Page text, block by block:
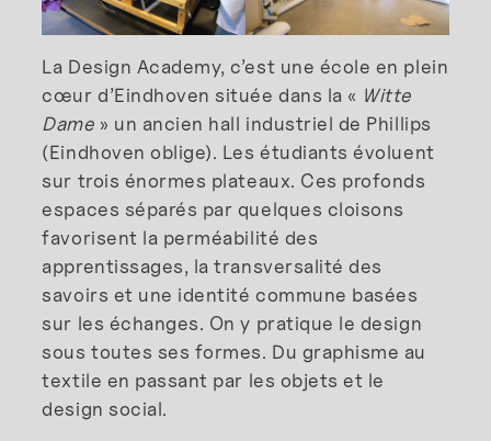
La Design Academy, c’est une école en plein
cœur d’Eindhoven située dans la « Witte
Dame » un ancien hall industriel de Phillips
(Eindhoven oblige). Les étudiants évoluent
sur trois énormes plateaux. Ces profonds
espaces séparés par quelques cloisons
favorisent la perméabilité des
apprentissages, la transversalité des
savoirs et une identité commune basées
sur les échanges. On y pratique le design
sous toutes ses formes. Du graphisme au
textile en passant par les objets et le
design social.